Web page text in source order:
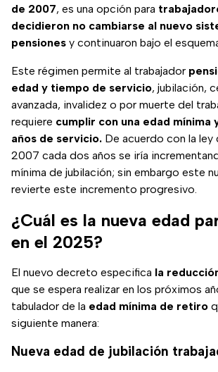
de 2007, es una opción para
decidieron no cambiarse al nuevo
pensiones y continuaron bajo el
Este régimen permite al trabajador
edad y tiempo de servicio, jubilación,
avanzada, invalidez o por muerte del
requiere cumplir con una edad mínima
años de servicio. De acuerdo con la ley
2007 cada dos años se iría
mínima de jubilación; sin embargo este
revierte este incremento progresivo.
¿Cuál es la nueva edad
en el 2025?
El nuevo decreto especifica la
que se espera realizar en los próximos
tabulador de la edad mínima de retiro
siguiente manera:
Nueva edad de jubilación